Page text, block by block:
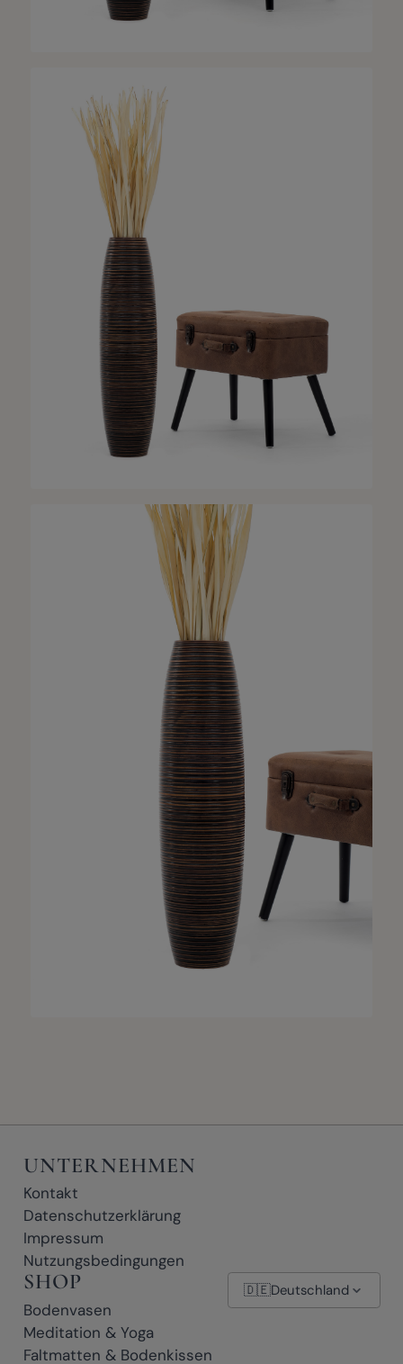
UNTERNEHMEN
Kontakt
Datenschutzerklärung
Impressum
Nutzungsbedingungen
SHOP
Bodenvasen
Meditation & Yoga
Faltmatten & Bodenkissen
🇩🇪Deutschland